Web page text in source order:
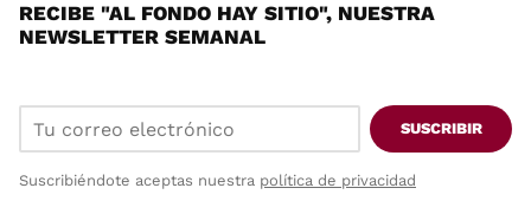
RECIBE "AL FONDO HAY SITIO", NUESTRA
NEWSLETTER SEMANAL
SUSCRIBIR
Suscribiéndote aceptas nuestra política de privacidad